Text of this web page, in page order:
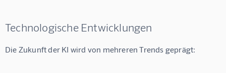
Technologische Entwicklungen
Die Zukunft der KI wird von mehreren Trends geprägt: